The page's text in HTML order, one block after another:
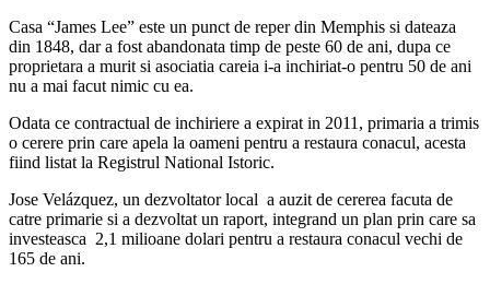
Casa “James Lee” este un punct de reper din Memphis si dateaza
din 1848, dar a fost abandonata timp de peste 60 de ani, dupa ce
proprietara a murit si asociatia careia i-a inchiriat-o pentru 50 de ani
nu a mai facut nimic cu ea.
Odata ce contractual de inchiriere a expirat in 2011, primaria a trimis
o cerere prin care apela la oameni pentru a restaura conacul, acesta
fiind listat la Registrul National Istoric.
Jose Velázquez, un dezvoltator local a auzit de cererea facuta de
catre primarie si a dezvoltat un raport, integrand un plan prin care sa
investeasca 2,1 milioane dolari pentru a restaura conacul vechi de
165 de ani.